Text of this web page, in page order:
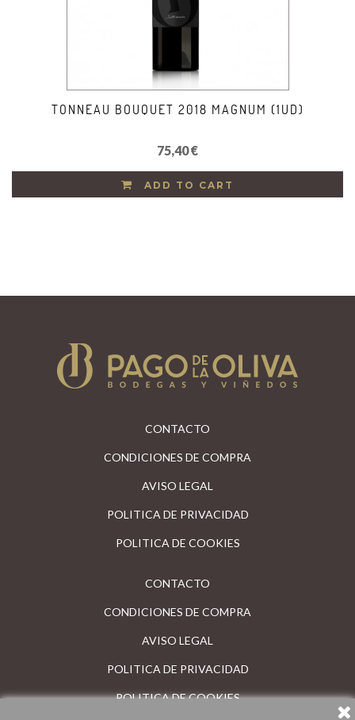
TONNEAU BOUQUET 2018 MAGNUM (1UD)
75,40 €
ADD TO CART
CONTACTO
CONDICIONES DE COMPRA
AVISO LEGAL
POLITICA DE PRIVACIDAD
POLITICA DE COOKIES
CONTACTO
CONDICIONES DE COMPRA
AVISO LEGAL
POLITICA DE PRIVACIDAD
POLITICA DE COOKIES